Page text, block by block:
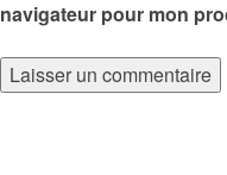
navigateur pour mon